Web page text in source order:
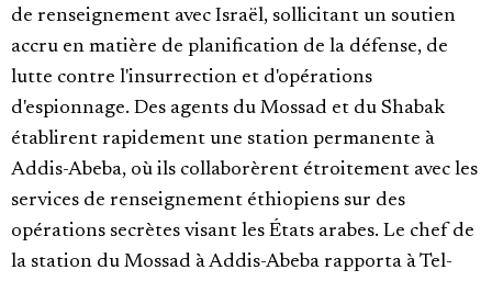
de renseignement avec Israël, sollicitant un soutien
accru en matière de planification de la défense, de
lutte contre l'insurrection et d'opérations
d'espionnage. Des agents du Mossad et du Shabak
établirent rapidement une station permanente à
Addis-Abeba, où ils collaborèrent étroitement avec les
services de renseignement éthiopiens sur des
opérations secrètes visant les États arabes. Le chef de
la station du Mossad à Addis-Abeba rapporta à Tel-